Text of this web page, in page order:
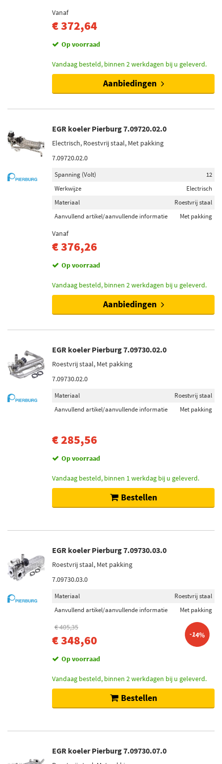
Vanaf
€ 372,64
Op voorraad
Vandaag besteld, binnen 2 werkdagen bij u geleverd.
Aanbiedingen
EGR koeler Pierburg 7.09720.02.0
Electrisch, Roestvrij staal, Met pakking
7.09720.02.0
Spanning (Volt)
12
Werkwijze
Electrisch
Materiaal
Roestvrij staal
Aanvullend artikel/aanvullende informatie
Met pakking
Vanaf
€ 376,26
Op voorraad
Vandaag besteld, binnen 2 werkdagen bij u geleverd.
Aanbiedingen
EGR koeler Pierburg 7.09730.02.0
Roestvrij staal, Met pakking
7.09730.02.0
Materiaal
Roestvrij staal
Aanvullend artikel/aanvullende informatie
Met pakking
€ 285,56
Op voorraad
Vandaag besteld, binnen 1 werkdag bij u geleverd.
Bestellen
EGR koeler Pierburg 7.09730.03.0
Roestvrij staal, Met pakking
7.09730.03.0
Materiaal
Roestvrij staal
Aanvullend artikel/aanvullende informatie
Met pakking
€ 405,35
€ 348,60 -14%
Op voorraad
Vandaag besteld, binnen 2 werkdagen bij u geleverd.
Bestellen
EGR koeler Pierburg 7.09730.07.0